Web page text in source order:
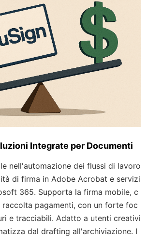
Integrate per Documenti
nell'automazione dei flussi di lavoro
di firma in Adobe Acrobat e servizi
365. Supporta la firma mobile, c
pagamenti, con un forte foc
e tracciabili. Adatto a utenti creativi
dal drafting all'archiviazione. I